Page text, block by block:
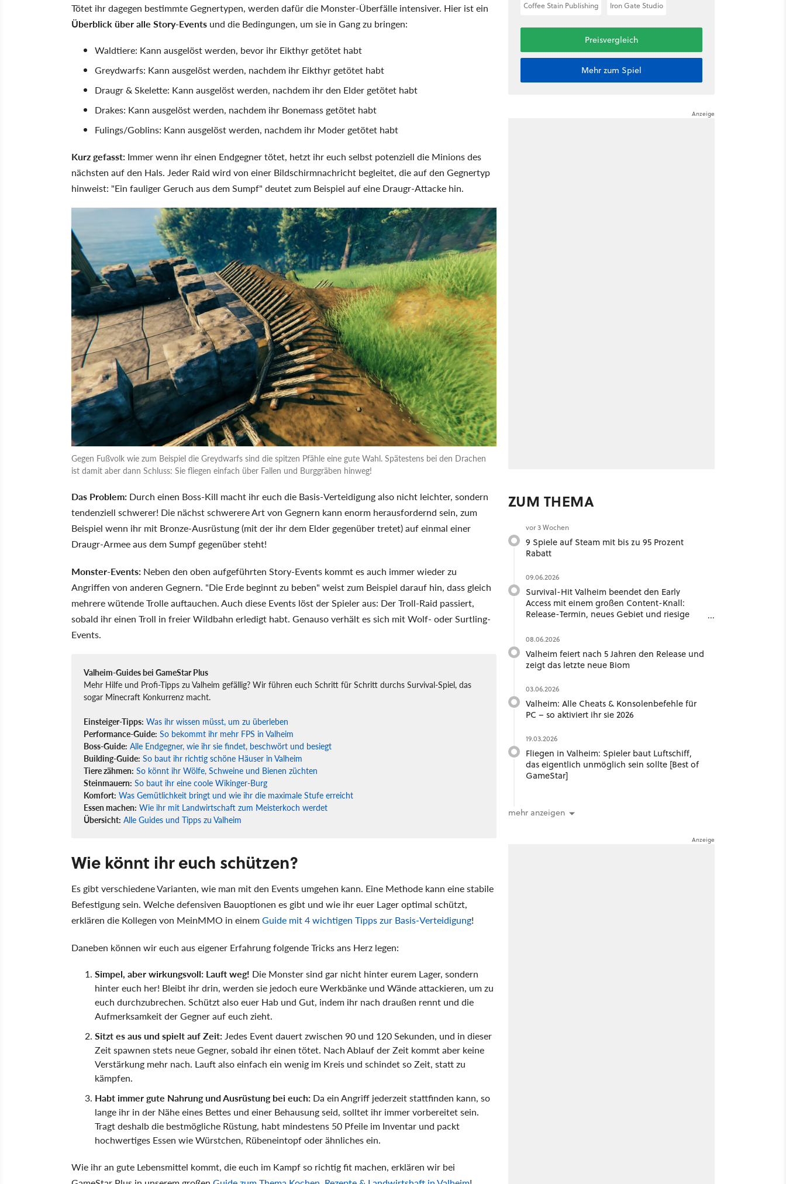
Tötet ihr dagegen bestimmte Gegnertypen, werden dafür die Monster-Überfälle intensiver. Hier ist ein
Überblick über alle Story-Events und die Bedingungen, um sie in Gang zu bringen:
Waldtiere: Kann ausgelöst werden, bevor ihr Eikthyr getötet habt
Greydwarfs: Kann ausgelöst werden, nachdem ihr Eikthyr getötet habt
Draugr & Skelette: Kann ausgelöst werden, nachdem ihr den Elder getötet habt
Drakes: Kann ausgelöst werden, nachdem ihr Bonemass getötet habt
Fulings/Goblins: Kann ausgelöst werden, nachdem ihr Moder getötet habt
Kurz gefasst: Immer wenn ihr einen Endgegner tötet, hetzt ihr euch selbst potenziell die Minions des
nächsten auf den Hals. Jeder Raid wird von einer Bildschirmnachricht begleitet, die auf den Gegnertyp
hinweist: "Ein fauliger Geruch aus dem Sumpf" deutet zum Beispiel auf eine Draugr-Attacke hin.
Gegen Fußvolk wie zum Beispiel die Greydwarfs sind die spitzen Pfähle eine gute Wahl. Spätestens bei den Drachen
ist damit aber dann Schluss: Sie fliegen einfach über Fallen und Burggräben hinweg!
Das Problem: Durch einen Boss-Kill macht ihr euch die Basis-Verteidigung also nicht leichter, sondern
tendenziell schwerer! Die nächst schwerere Art von Gegnern kann enorm herausfordernd sein, zum
Beispiel wenn ihr mit Bronze-Ausrüstung (mit der ihr dem Elder gegenüber tretet) auf einmal einer
Draugr-Armee aus dem Sumpf gegenüber steht!
Monster-Events: Neben den oben aufgeführten Story-Events kommt es auch immer wieder zu
Angriffen von anderen Gegnern. "Die Erde beginnt zu beben" weist zum Beispiel darauf hin, dass gleich
mehrere wütende Trolle auftauchen. Auch diese Events löst der Spieler aus: Der Troll-Raid passiert,
sobald ihr einen Troll in freier Wildbahn erledigt habt. Genauso verhält es sich mit Wolf- oder Surtling-
Events.
Valheim-Guides bei GameStar Plus
Mehr Hilfe und Profi-Tipps zu Valheim gefällig? Wir führen euch Schritt für Schritt durchs Survival-Spiel, das
sogar Minecraft Konkurrenz macht.
Einsteiger-Tipps: Was ihr wissen müsst, um zu überleben
Performance-Guide: So bekommt ihr mehr FPS in Valheim
Boss-Guide: Alle Endgegner, wie ihr sie findet, beschwört und besiegt
Building-Guide: So baut ihr richtig schöne Häuser in Valheim
Tiere zähmen: So könnt ihr Wölfe, Schweine und Bienen züchten
Steinmauern: So baut ihr eine coole Wikinger-Burg
Komfort: Was Gemütlichkeit bringt und wie ihr die maximale Stufe erreicht
Essen machen: Wie ihr mit Landwirtschaft zum Meisterkoch werdet
Übersicht: Alle Guides und Tipps zu Valheim
Wie könnt ihr euch schützen?
Es gibt verschiedene Varianten, wie man mit den Events umgehen kann. Eine Methode kann eine stabile
Befestigung sein. Welche defensiven Bauoptionen es gibt und wie ihr euer Lager optimal schützt,
erklären die Kollegen von MeinMMO in einemGuide mit 4 wichtigen Tipps zur Basis-Verteidigung!
Daneben können wir euch aus eigener Erfahrung folgende Tricks ans Herz legen:
Simpel, aber wirkungsvoll: Lauft weg! Die Monster sind gar nicht hinter eurem Lager, sondern
hinter euch her! Bleibt ihr drin, werden sie jedoch eure Werkbänke und Wände attackieren, um zu
euch durchzubrechen. Schützt also euer Hab und Gut, indem ihr nach draußen rennt und die
Aufmerksamkeit der Gegner auf euch zieht.
Sitzt es aus und spielt auf Zeit:Jedes Event dauert zwischen 90 und 120 Sekunden, und in dieser
Zeit spawnen stets neue Gegner, sobald ihr einen tötet. Nach Ablauf der Zeit kommt aber keine
Verstärkung mehr nach. Lauft also einfach ein wenig im Kreis und schindet so Zeit, statt zu
kämpfen.
Habt immer gute Nahrung und Ausrüstung bei euch: Da ein Angriff jederzeit stattfinden kann, so
lange ihr in der Nähe eines Bettes und einer Behausung seid, solltet ihr immer vorbereitet sein.
Tragt deshalb die bestmögliche Rüstung, habt mindestens 50 Pfeile im Inventar und packt
hochwertiges Essen wie Würstchen, Rübeneintopf oder ähnliches ein.
Wie ihr an gute Lebensmittel kommt, die euch im Kampf so richtig fit machen, erklären wir bei
Coffee Stain Publishing Iron Gate Studio
Preisvergleich
Mehr zum Spiel
ZUM THEMA
vor 3 Wochen
9 Spiele auf Steam mit bis zu 95 Prozent
Rabatt
09.06.2026
Survival-Hit Valheim beendet den Early
Access mit einem großen Content-Knall:
Release-Termin, neues Gebiet und riesige
08.06.2026
Valheim feiert nach 5 Jahren den Release und
zeigt das letzte neue Biom
03.06.2026
Valheim: Alle Cheats & Konsolenbefehle für
PC – so aktiviert ihr sie 2026
19.03.2026
Fliegen in Valheim: Spieler baut Luftschiff,
das eigentlich unmöglich sein sollte [Best of
GameStar]
mehr anzeigen